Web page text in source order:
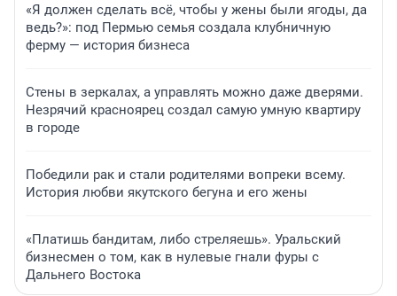
«Я должен сделать всё, чтобы у жены были ягоды, да
ведь?»: под Пермью семья создала клубничную
ферму — история бизнеса
Стены в зеркалах, а управлять можно даже дверями.
Незрячий красноярец создал самую умную квартиру
в городе
Победили рак и стали родителями вопреки всему.
История любви якутского бегуна и его жены
«Платишь бандитам, либо стреляешь». Уральский
бизнесмен о том, как в нулевые гнали фуры с
Дальнего Востока